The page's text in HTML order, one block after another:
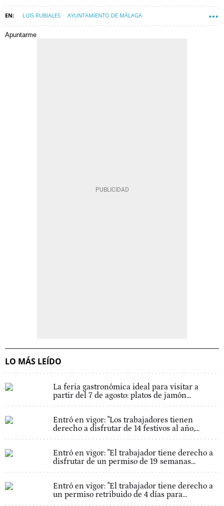
LUIS RUBIALES AYUNTAMIENTO DE MÁLAGA
Apuntarme
LO MÁS LEÍDO
La feria gastronómica ideal para visitar a
partir del 7 de agosto: platos de jamón...
Entró en vigor: "Los trabajadores tienen
derecho a disfrutar de 14 festivos al año,...
Entró en vigor: "El trabajador tiene derecho a
disfrutar de un permiso de 19 semanas...
Entró en vigor: "El trabajador tiene derecho a
un permiso retribuido de 4 días para...